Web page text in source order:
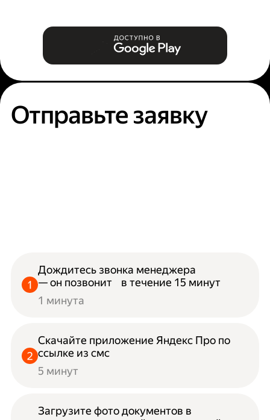
Отправьте заявку
Дождитесь звонка менеджера
— он позвонит в течение 15 минут
1 минута
Скачайте приложение Яндекс Про по
ссылке из смс
5 минут
Загрузите фото документов в